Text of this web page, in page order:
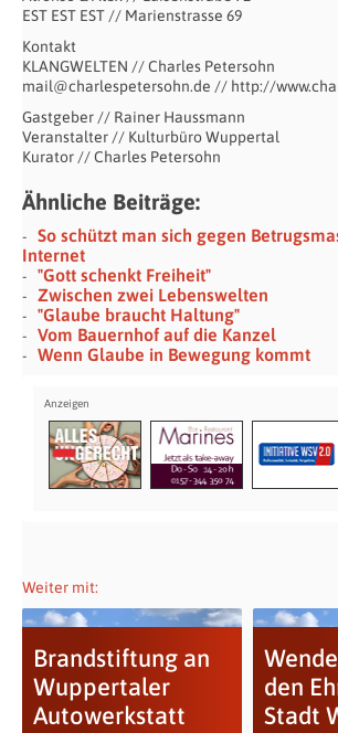
EST EST EST // Marienstrasse 69
Kontakt
KLANGWELTEN // Charles Petersohn
mail@charlespetersohn.de // http://
Gastgeber // Rainer Haussmann
Veranstalter // Kulturbüro Wuppertal
Kurator // Charles Petersohn
Ähnliche Beiträge:
So schützt man sich gegen
Internet
"Gott schenkt Freiheit"
Zwischen zwei Lebenswelten
"Glaube braucht Haltung"
Vom Bauernhof auf die Kanzel
Wenn Glaube in Bewegung kommt
Weiter mit:
Brandstiftung an
Wuppertaler
Autowerkstatt
den
Stadt